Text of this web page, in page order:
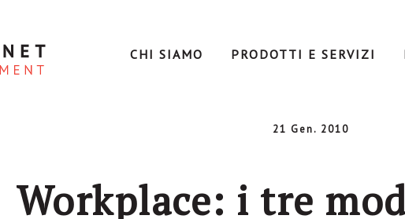
CHI SIAMO PRODOTTI E SERVIZI
21 Gen. 2010
Workplace: i tre